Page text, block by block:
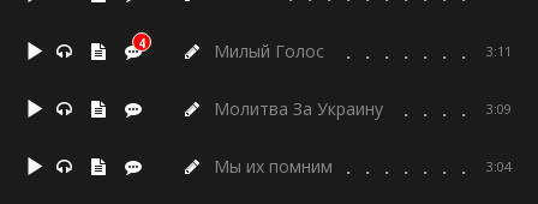
4 Милый Голос 3:11
Молитва За Украину 3:09
Мы их помним 3:04